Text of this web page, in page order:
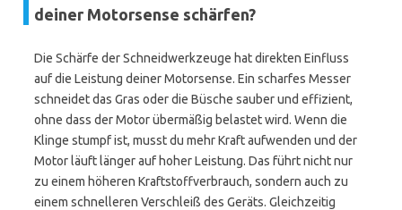
deiner Motorsense schärfen?
Die Schärfe der Schneidwerkzeuge hat direkten Einfluss
auf die Leistung deiner Motorsense. Ein scharfes Messer
schneidet das Gras oder die Büsche sauber und effizient,
ohne dass der Motor übermäßig belastet wird. Wenn die
Klinge stumpf ist, musst du mehr Kraft aufwenden und der
Motor läuft länger auf hoher Leistung. Das führt nicht nur
zu einem höheren Kraftstoffverbrauch, sondern auch zu
einem schnelleren Verschleiß des Geräts. Gleichzeitig